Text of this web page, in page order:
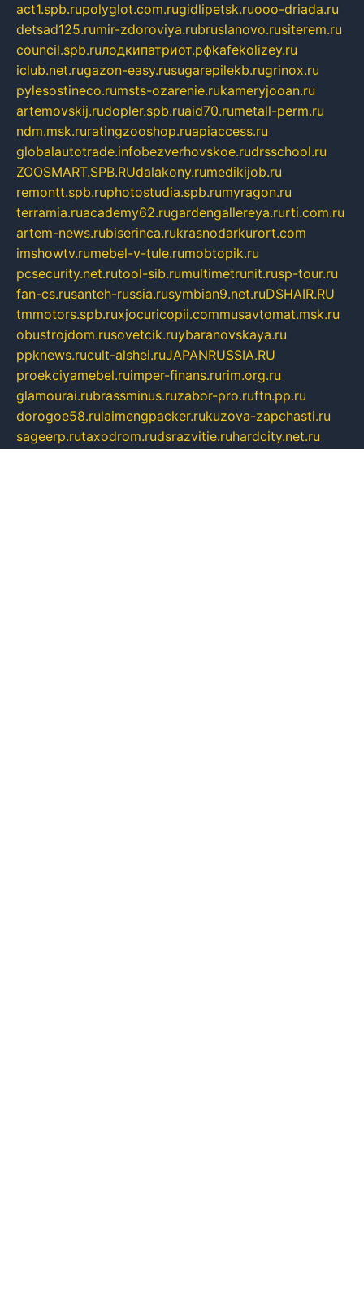
act1.spb.rupolyglot.com.rugidlipetsk.ruooo-driada.ru
detsad125.rumir-zdoroviya.rubruslanovo.rusiterem.ru
council.spb.ruлодкипатриот.рфkafekolizey.ru
iclub.net.rugazon-easy.rusugarepilekb.rugrinox.ru
pylesostineco.rumsts-ozarenie.rukameryjooan.ru
artemovskij.rudopler.spb.ruaid70.rumetall-perm.ru
ndm.msk.ruratingzooshop.ruapiaccess.ru
globalautotrade.infobezverhovskoe.rudrsschool.ru
ZOOSMART.SPB.RUdalakony.rumedikijob.ru
remontt.spb.ruphotostudia.spb.rumyragon.ru
terramia.ruacademy62.rugardengallereya.rurti.com.ru
artem-news.rubiserinca.rukrasnodarkurort.com
imshowtv.rumebel-v-tule.rumobtopik.ru
pcsecurity.net.rutool-sib.rumultimetrunit.rusp-tour.ru
fan-cs.rusanteh-russia.rusymbian9.net.ruDSHAIR.RU
tmmotors.spb.ruxjocuricopii.commusavtomat.msk.ru
obustrojdom.rusovetcik.ruybaranovskaya.ru
ppknews.rucult-alshei.ruJAPANRUSSIA.RU
proekciyamebel.ruimper-finans.rurim.org.ru
glamourai.rubrassminus.ruzabor-pro.ruftn.pp.ru
dorogoe58.rulaimengpacker.rukuzova-zapchasti.ru
sageerp.rutaxodrom.rudsrazvitie.ruhardcity.net.ru